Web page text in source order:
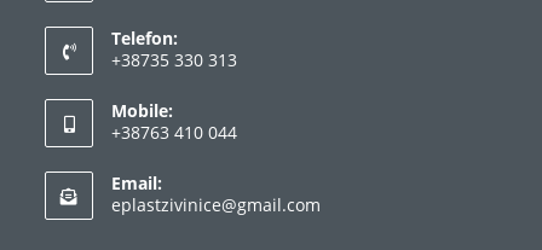
Telefon:
+38735 330 313
Mobile:
+38763 410 044
Email:
eplastzivinice@gmail.com